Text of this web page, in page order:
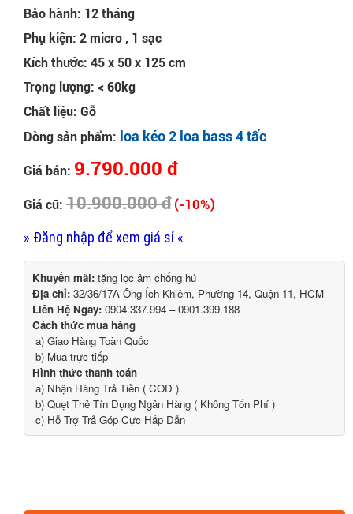
Bảo hành: 12 tháng
Phụ kiện: 2 micro , 1 sạc
Kích thước: 45 x 50 x 125 cm
Trọng lượng: < 60kg
Chất liệu: Gỗ
Dòng sản phẩm: loa kéo 2 loa bass 4 tấc
Giá bán: 9.790.000 đ
Giá cũ: 10.900.000 đ (-10%)
» Đăng nhập để xem giá sỉ «
Khuyến mãi: tặng lọc âm chống hú
Địa chỉ: 32/36/17A Ông Ích Khiêm, Phường 14, Quận 11, HCM
Liên Hệ Ngay: 0904.337.994 – 0901.399.188
Cách thức mua hàng
a) Giao Hàng Toàn Quốc
b) Mua trực tiếp
Hình thức thanh toán
a) Nhận Hàng Trả Tiền ( COD )
b) Quẹt Thẻ Tín Dụng Ngân Hàng ( Không Tốn Phí )
c) Hỗ Trợ Trả Góp Cực Hấp Dẫn